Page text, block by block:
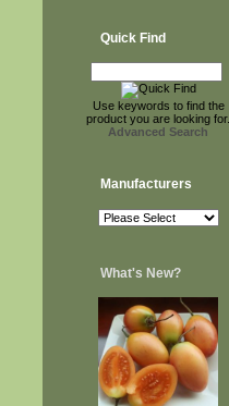
Quick Find
Use keywords to find the
product you are looking for.
Advanced Search
Manufacturers
What's New?